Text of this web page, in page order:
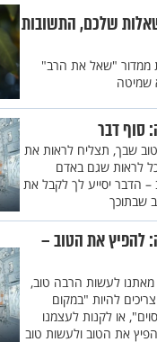
שלכם, התשובות
ממדור "שאל את הרב"
שמיטה
סוף דבר
שבך, תצליח לראות את
לראות שגם באדם
הדבר יסייע לך לקבל את
שבתוכך
להפיץ את הטוב –
לעשות הרבה טוב,
להיות "במקום
או לקנות לעצמנו
את הטוב ולעשות טוב